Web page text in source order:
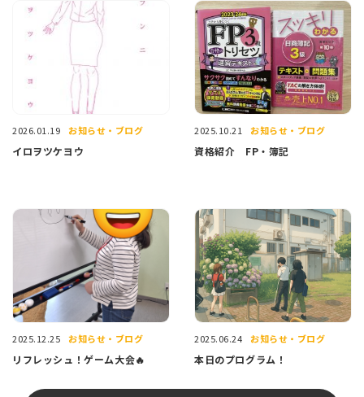
2026.01.19 お知らせ・ブログ
イロヲツケヨウ
2025.10.21 お知らせ・ブログ
資格紹介 FP・簿記
2025.12.25 お知らせ・ブログ
リフレッシュ！ゲーム大会🔥
2025.06.24 お知らせ・ブログ
本日のプログラム！